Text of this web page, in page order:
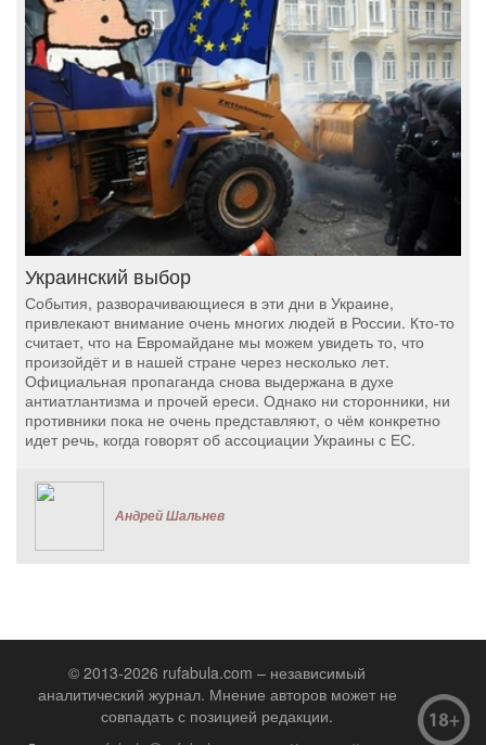
Украинский выбор
События, разворачивающиеся в эти дни в Украине,
привлекают внимание очень многих людей в России. Кто-то
считает, что на Евромайдане мы можем увидеть то, что
произойдёт и в нашей стране через несколько лет.
Официальная пропаганда снова выдержана в духе
антиатлантизма и прочей ереси. Однако ни сторонники, ни
противники пока не очень представляют, о чём конкретно
идет речь, когда говорят об ассоциации Украины с ЕС.
Андрей Шальнев
© 2013-2026 rufabula.com – независимый
аналитический журнал. Мнение авторов может не
совпадать с позицией редакции.